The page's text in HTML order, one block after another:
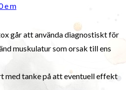
e m
går att använda diagnostiskt för
muskulatur som orsak till ens
med tanke på att eventuell effekt